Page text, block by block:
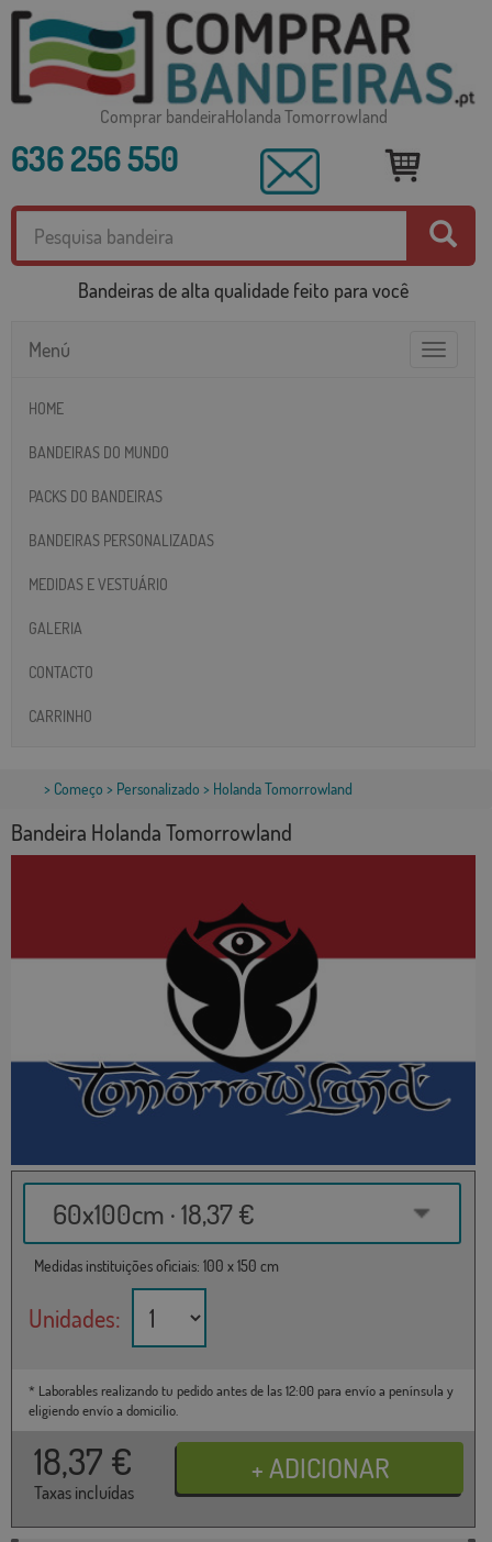
Comprar bandeiraHolanda Tomorrowland
636 256 550
Bandeiras de alta qualidade feito para você
Toggle
Menú
HOME
BANDEIRAS DO MUNDO
PACKS DO BANDEIRAS
BANDEIRAS PERSONALIZADAS
MEDIDAS E VESTUÁRIO
GALERIA
CONTACTO
CARRINHO
> Começo > Personalizado > Holanda Tomorrowland
Bandeira Holanda Tomorrowland
60x100cm · 18,37 €
Medidas instituições oficiais: 100 x 150 cm
Unidades:
* Laborables realizando tu pedido antes de las 12:00 para envío a península y
eligiendo envío a domicilio.
18,37 €
Taxas incluídas